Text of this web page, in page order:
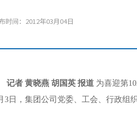
时间：2012年03月04日
记者 黄晓燕 胡国英 报道为喜迎第
3日，集团公司党委、工会、行政组